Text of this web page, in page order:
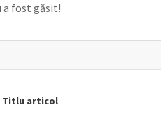
a fost găsit!
Titlu articol